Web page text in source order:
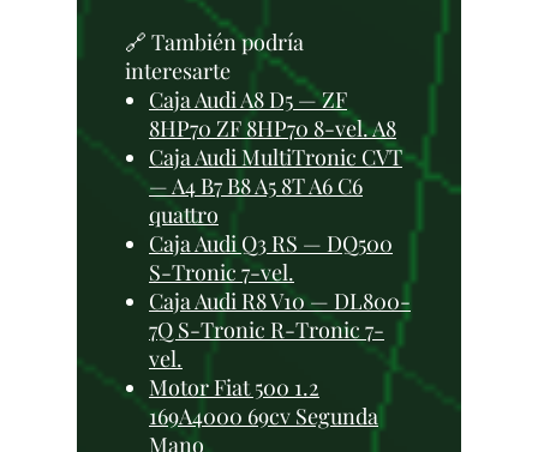
🔗 También podría
interesarte
Caja Audi A8 D5 — ZF
8HP70 ZF 8HP70 8-vel. A8
Caja Audi MultiTronic CVT
— A4 B7 B8 A5 8T A6 C6
quattro
Caja Audi Q3 RS — DQ500
S-Tronic 7-vel.
Caja Audi R8 V10 — DL800-
7Q S-Tronic R-Tronic 7-
vel.
Motor Fiat 500 1.2
169A4000 69cv Segunda
Mano